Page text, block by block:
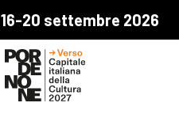
16-20 settembre 2026